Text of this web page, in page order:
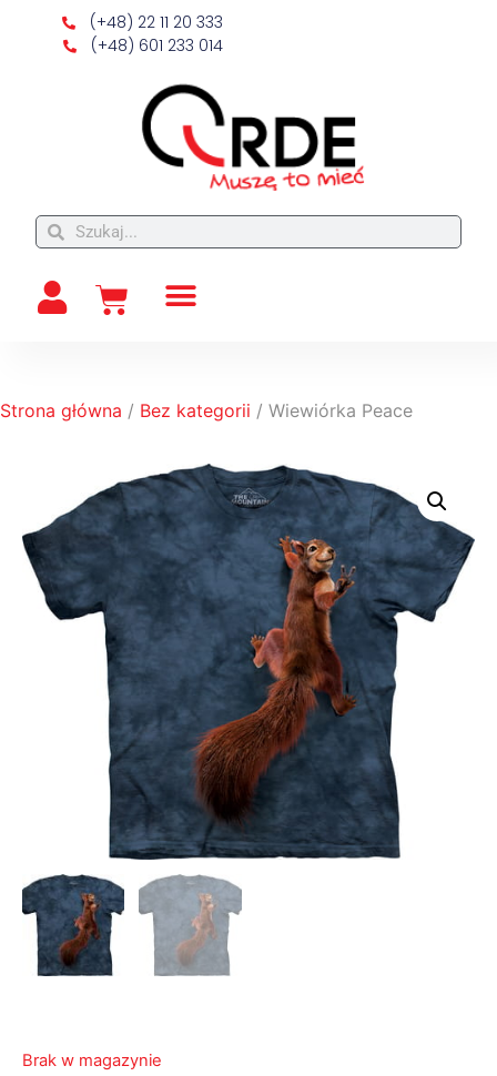
(+48) 22 11 20 333
(+48) 601 233 014
Strona główna / Bez kategorii / Wiewiórka Peace
Brak w magazynie